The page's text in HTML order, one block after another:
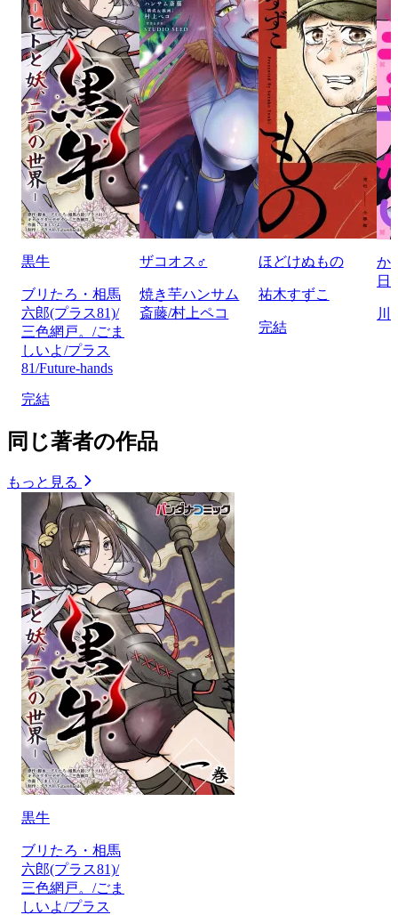
黒牛
ブリたろ・相馬
六郎(プラス81)/
三色網戸。/ごま
しいよ/プラス
81/Future-hands
完結
ザコオス♂
焼き芋ハンサム
斎藤/村上ペコ
ほどけぬもの
祐木すずこ
完結
か
日
川
同じ著者の作品
もっと見る
黒牛
ブリたろ・相馬
六郎(プラス81)/
三色網戸。/ごま
しいよ/プラス